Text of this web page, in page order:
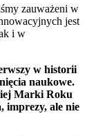
zauważeni w
jest
i w
w historii
naukowe.
Marki Roku
imprezy, ale nie